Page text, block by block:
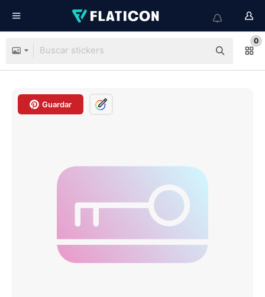
0
Guardar